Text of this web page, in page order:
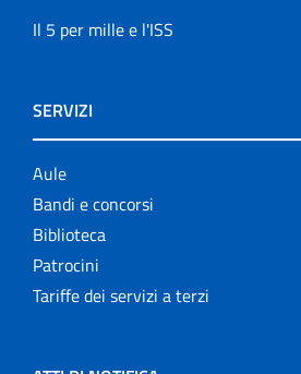
Il 5 per mille e l'ISS
SERVIZI
Aule
Bandi e concorsi
Biblioteca
Patrocini
Tariffe dei servizi a terzi